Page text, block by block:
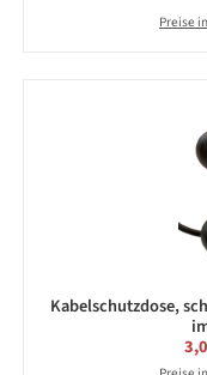
Preise
Kabelschutzdose,